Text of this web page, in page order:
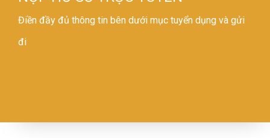
Điền đầy đủ thông tin bên dưới mục tuyển dụng và gửi
đi